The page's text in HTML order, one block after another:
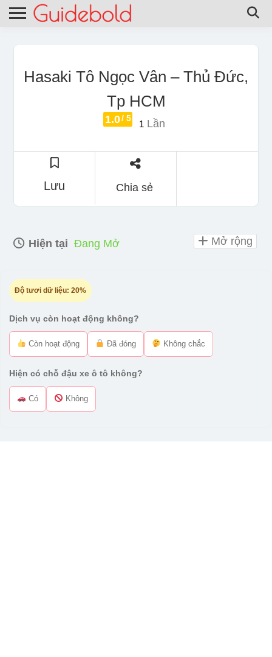
Hasaki Tô Ngọc Vân – Thủ Đức,
Tp HCM
1.0/ 5
1 Lần
Lưu Chia sẻ
Hiện tại Đang Mở
Độ tươi dữ liệu: 20%
Dịch vụ còn hoạt động không?
Còn hoạt động Đã đóng Không chắc
Hiện có chỗ đậu xe ô tô không?
Có Không
Mở rộng